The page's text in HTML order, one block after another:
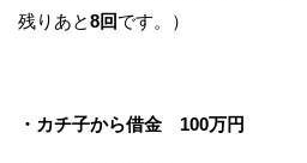
残りあと8回です。）
・カチ子から借金 100万円